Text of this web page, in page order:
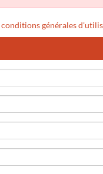
conditions générales